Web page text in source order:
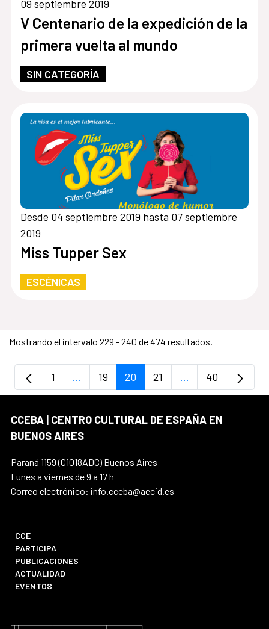
09 septiembre 2019
V Centenario de la expedición de la
primera vuelta al mundo
SIN CATEGORÍA
Desde 04 septiembre 2019 hasta 07 septiembre
2019
Miss Tupper Sex
ESCÉNICAS
Mostrando el intervalo 229 - 240 de 474 resultados.
Página
1 ...Páginas intermedias Use TAB para
Página
19 Página
20 Página
21 ...PáginasPágina
40
CCEBA | CENTRO CULTURAL DE ESPAÑA EN
BUENOS AIRES
Paraná 1159 (C1018ADC) Buenos Aires
Lunes a viernes de 9 a 17 h
Correo electrónico: info.cceba@aecid.es
CCE
PARTICIPA
PUBLICACIONES
ACTUALIDAD
EVENTOS